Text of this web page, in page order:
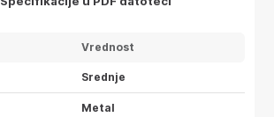
Vrednost
Srednje
Metal